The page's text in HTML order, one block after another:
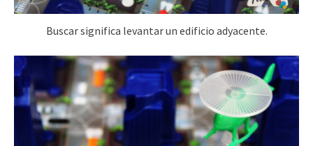
Buscar significa levantar un edificio adyacente.